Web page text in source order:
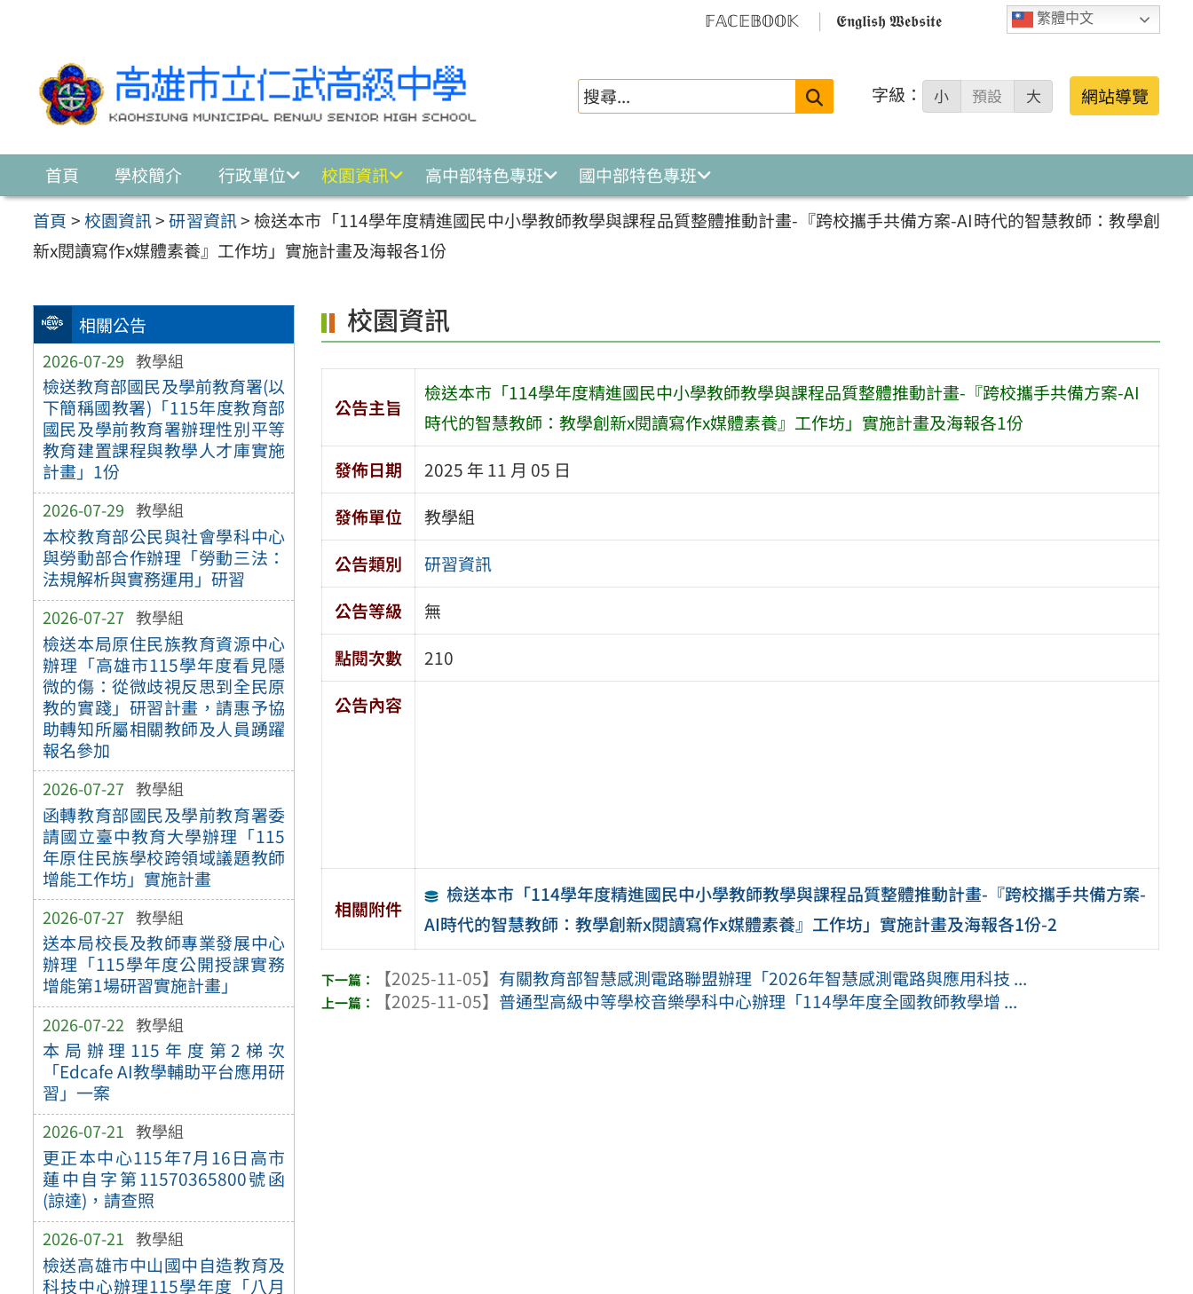
繁體中文
𝔽𝔸ℂ𝔼𝔹𝕆𝕆𝕂 𝕰𝖓𝖌𝖑𝖎𝖘𝖍 𝖂𝖊𝖇𝖘𝖎𝖙𝖊
搜
字級： 小 預設 大 網站導覽
首頁 學校簡介 行政單位 校園資訊 高中部特色專班
國中部特色專班
首頁 >校園資訊>研習資訊> 檢送本市「114學年度精進國民中小學教師教學與課程品質整體推動計畫-『跨校攜手共備方案-AI時代的智慧教師：教學創
新x閱讀寫作x媒體素養』工作坊」實施計畫及海報各1份
相關公告
2026-07-29 教學組
檢送教育部國民及學前教育署(以
下簡稱國教署)「115年度教育部
國民及學前教育署辦理性別平等
教育建置課程與教學人才庫實施
計畫」1份
2026-07-29 教學組
本校教育部公民與社會學科中心
與勞動部合作辦理「勞動三法：
法規解析與實務運用」研習
2026-07-27 教學組
檢送本局原住民族教育資源中心
辦理「高雄市115學年度看見隱
微的傷：從微歧視反思到全民原
教的實踐」研習計畫，請惠予協
助轉知所屬相關教師及人員踴躍
報名參加
2026-07-27 教學組
函轉教育部國民及學前教育署委
請國立臺中教育大學辦理「115
年原住民族學校跨領域議題教師
增能工作坊」實施計畫
2026-07-27 教學組
送本局校長及教師專業發展中心
辦理「115學年度公開授課實務
增能第1場研習實施計畫」
2026-07-22 教學組
本局辦理115年度第2梯次
「Edcafe AI教學輔助平台應用研
習」一案
2026-07-21 教學組
更正本中心115年7月16日高市
蓮中自字第11570365800號函
(諒達)，請查照
2026-07-21 教學組
檢送高雄市中山國中自造教育及
科技中心辦理115學年度「八月
校園資訊
公告主旨
檢送本市「114學年度精進國民中小學教師教學與課程品質整體推動計畫-『跨校攜手共備方案-AI
時代的智慧教師：教學創新x閱讀寫作x媒體素養』工作坊」實施計畫及海報各1份
發佈日期
2025 年 11 月 05 日
發佈單位
教學組
公告類別
研習資訊
公告等級
無
點閱次數
210
公告內容
相關附件
檢送本市「114學年度精進國民中小學教師教學與課程品質整體推動計畫-『跨校攜手共備方案-
AI時代的智慧教師：教學創新x閱讀寫作x媒體素養』工作坊」實施計畫及海報各1份-2
【2025-11-05】 有關教育部智慧感測電路聯盟辦理「2026年智慧感測電路與應用科技 ...
【2025-11-05】 普通型高級中等學校音樂學科中心辦理「114學年度全國教師教學增 ...